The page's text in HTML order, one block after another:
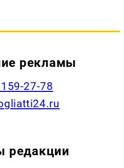
рекламы
27-78
редакции